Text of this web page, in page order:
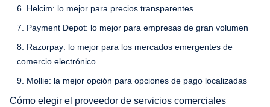
6. Helcim: lo mejor para precios transparentes
7. Payment Depot: lo mejor para empresas de gran volumen
8. Razorpay: lo mejor para los mercados emergentes de
comercio electrónico
9. Mollie: la mejor opción para opciones de pago localizadas
Cómo elegir el proveedor de servicios comerciales